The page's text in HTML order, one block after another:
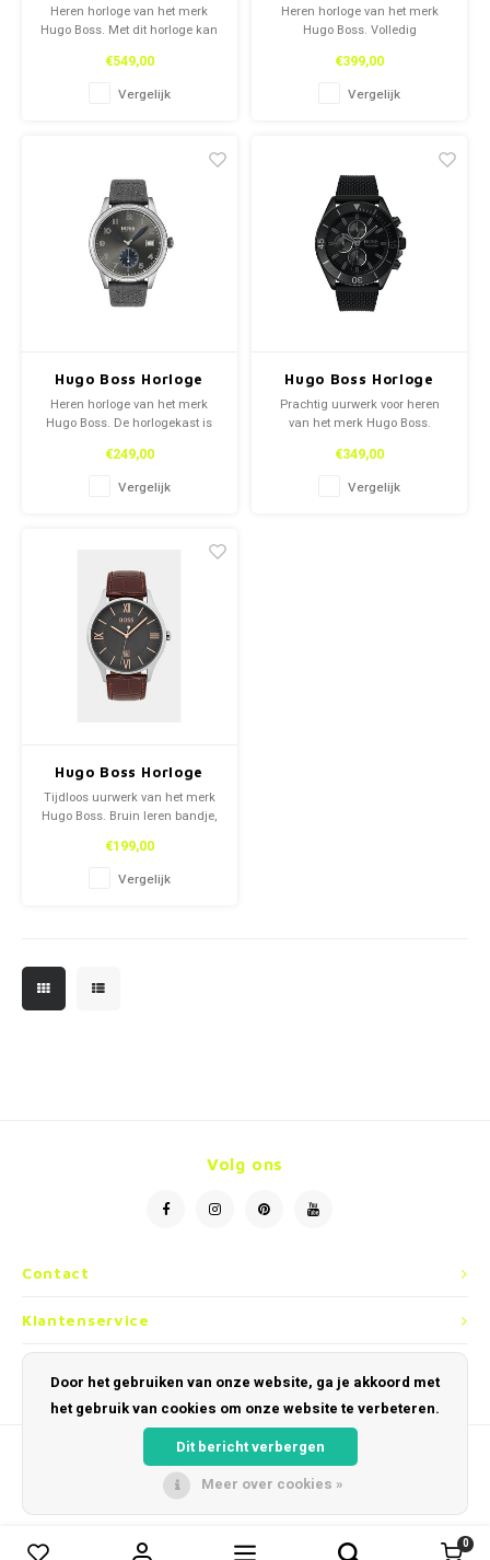
0
Heren horloge van het merk
Hugo Boss. Met dit horloge kan
zelfs duiken tot een diepte van
20 meter.
€549,00
Vergelijk
Heren horloge van het merk
Hugo Boss. Volledig
zwarte binnenwerk.
€399,00
Vergelijk
Hugo Boss Horloge
Heren horloge van het merk
Hugo Boss. De horlogekast is
Dagaanduiding maken deel uit
van dit horloge. Prachtige tinten
grijs.
€249,00
Vergelijk
Hugo Boss Horloge
Prachtig uurwerk voor heren
van het merk Hugo Boss.
zwarte horlogekast geeft een
sportieve look aan dit uurwerk.
€349,00
Vergelijk
Hugo Boss Horloge
Tijdloos uurwerk van het merk
Hugo Boss. Bruin leren bandje,
accenten zijn enkele
kenmerken van dit horloge.
€199,00
Vergelijk
Contact
Volg ons
Klantenservice
© Copyright 2026 Optiek en Horloges Dobbelaere - Powered by
Vergelijk producten 0
Door het gebruiken van onze website, ga je akkoord met
het gebruik van cookies om onze website te verbeteren.
Dit bericht verbergen
Meer over cookies »